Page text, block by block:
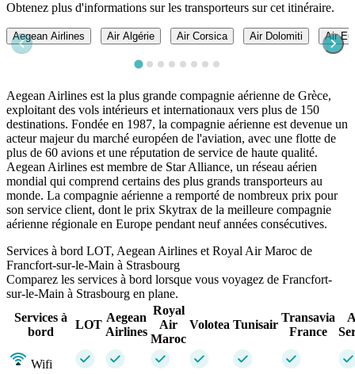
Obtenez plus d'informations sur les transporteurs sur cet itinéraire.
Aegean Airlines Air Algérie Air Corsica Air Dolomiti Air
Aegean Airlines est la plus grande compagnie aérienne de Grèce,
exploitant des vols intérieurs et internationaux vers plus de 150
destinations. Fondée en 1987, la compagnie aérienne est devenue un
acteur majeur du marché européen de l'aviation, avec une flotte de
plus de 60 avions et une réputation de service de haute qualité.
Aegean Airlines est membre de Star Alliance, un réseau aérien
mondial qui comprend certains des plus grands transporteurs au
monde. La compagnie aérienne a remporté de nombreux prix pour
son service client, dont le prix Skytrax de la meilleure compagnie
aérienne régionale en Europe pendant neuf années consécutives.
Services à bord LOT, Aegean Airlines et Royal Air Maroc de
Francfort-sur-le-Main à Strasbourg
Comparez les services à bord lorsque vous voyagez de Francfort-
sur-le-Main à Strasbourg en plane.
Services à
bord
LOT
Aegean
Airlines
Royal
Air
Maroc
Volotea Tunisair
Transavia
France
Wifi